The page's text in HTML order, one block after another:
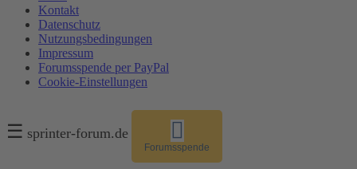
Kontakt
Datenschutz
Nutzungsbedingungen
Impressum
Forumsspende per PayPal
Cookie-Einstellungen
☰ sprinter-forum.de
Forumsspende